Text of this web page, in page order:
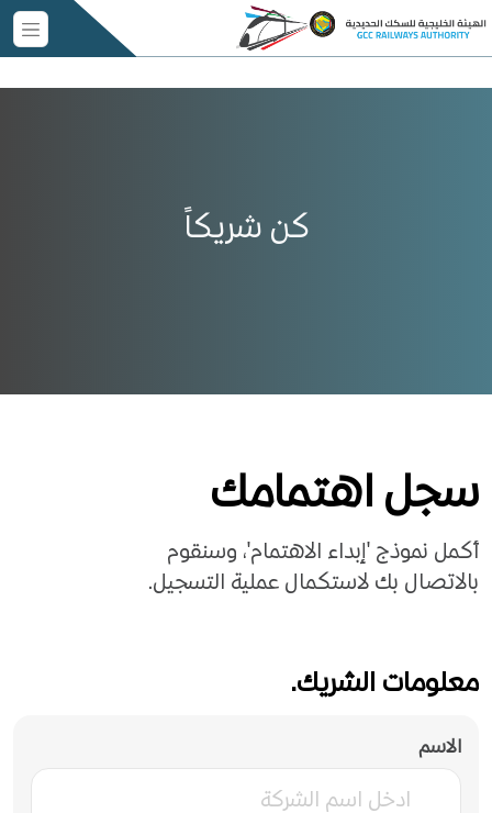
كن شريكاً
سجل اهتمامك
أكمل نموذج 'إبداء الاهتمام'، وسنقوم
بالاتصال بك لاستكمال عملية التسجيل.
معلومات الشريك.
الاسم